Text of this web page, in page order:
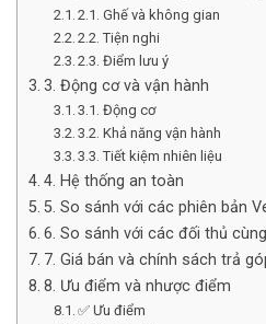
2.1. Ghế và không gian
2.2. Tiện nghi
2.3. Điểm lưu ý
3. Động cơ và vận hành
3.1. Động cơ
3.2. Khả năng vận hành
3.3. Tiết kiệm nhiên liệu
4. Hệ thống an toàn
5. So sánh với các phiên bản
6. So sánh với các đối thủ
7. Giá bán và chính sách trả
8. Ưu điểm và nhược điểm
✅ Ưu điểm